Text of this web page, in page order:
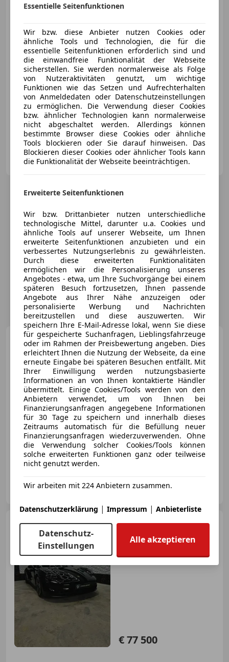
Porsche Taycan
€ 119 900
€ 129 900,-
Reduziert 05/2025 6 600 km
Elektro
137 kW (186 PS)
Autohaus Rudi Lins GmbH & Co KG
AT-6850 Dornbirn
Porsche Taycan 4 Cross
Turismo
€ 95 990
07/2024 16 500 km Elektro 163 kW (222 PS)
Porsche Innsbruck-Mitterweg
AT-6020 Innsbruck
Porsche Taycan4 Cross
€ 77 500
Essentielle Seitenfunktionen
Wir bzw. diese Anbieter nutzen Cookies oder
ähnliche Tools und Technologien, die für die
essentielle Seitenfunktionen erforderlich sind und
die einwandfreie Funktionalität der Webseite
sicherstellen. Sie werden normalerweise als Folge
von Nutzeraktivitäten genutzt, um wichtige
Funktionen wie das Setzen und Aufrechterhalten
von Anmeldedaten oder Datenschutzeinstellungen
zu ermöglichen. Die Verwendung dieser Cookies
bzw. ähnlicher Technologien kann normalerweise
nicht abgeschaltet werden. Allerdings können
bestimmte Browser diese Cookies oder ähnliche
Tools blockieren oder Sie darauf hinweisen. Das
Blockieren dieser Cookies oder ähnlicher Tools kann
die Funktionalität der Webseite beeinträchtigen.
Erweiterte Seitenfunktionen
Wir bzw. Drittanbieter nutzen unterschiedliche
technologische Mittel, darunter u.a. Cookies und
ähnliche Tools auf unserer Webseite, um Ihnen
erweiterte Seitenfunktionen anzubieten und ein
verbessertes Nutzungserlebnis zu gewährleisten.
Durch diese erweiterten Funktionalitäten
ermöglichen wir die Personalisierung unseres
Angebotes - etwa, um Ihre Suchvorgänge bei einem
späteren Besuch fortzusetzen, Ihnen passende
Angebote aus Ihrer Nähe anzuzeigen oder
personalisierte Werbung und Nachrichten
bereitzustellen und diese auszuwerten. Wir
speichern Ihre E-Mail-Adresse lokal, wenn Sie diese
für gespeicherte Suchanfragen, Lieblingsfahrzeuge
oder im Rahmen der Preisbewertung angeben. Dies
erleichtert Ihnen die Nutzung der Webseite, da eine
erneute Eingabe bei späteren Besuchen entfällt. Mit
Ihrer Einwilligung werden nutzungsbasierte
Informationen an von Ihnen kontaktierte Händler
übermittelt. Einige Cookies/Tools werden von den
Anbietern verwendet, um von Ihnen bei
Finanzierungsanfragen angegebene Informationen
für 30 Tage zu speichern und innerhalb dieses
Zeitraums automatisch für die Befüllung neuer
Finanzierungsanfragen wiederzuverwenden. Ohne
die Verwendung solcher Cookies/Tools können
solche erweiterten Funktionen ganz oder teilweise
nicht genutzt werden.
Wir arbeiten mit 224 Anbietern zusammen.
Datenschutzerklärung | Impressum | Anbieterliste
Datenschutz-
Einstellungen
Alle akzeptieren